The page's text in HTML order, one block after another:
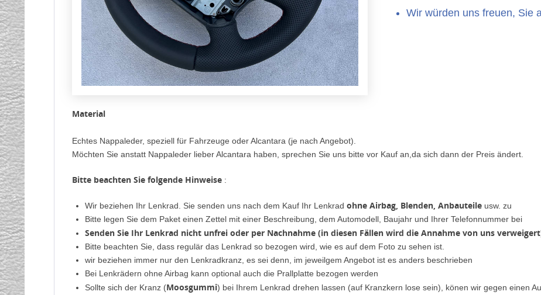
Wir würden uns freuen, Sie
Material
Echtes Nappaleder, speziell für Fahrzeuge oder Alcantara (je nach Angebot).
Möchten Sie anstatt Nappaleder lieber Alcantara haben, sprechen Sie uns bitte vor Kauf an,da sich dann der Preis ändert.
Bitte beachten Sie folgende Hinweise :
Wir beziehen Ihr Lenkrad. Sie senden uns nach dem Kauf Ihr Lenkrad ohne Airbag, Blenden, Anbauteile usw. zu
Bitte legen Sie dem Paket einen Zettel mit einer Beschreibung, dem Automodell, Baujahr und Ihrer Telefonnummer bei
Senden Sie Ihr Lenkrad nicht unfrei oder per Nachnahme (in diesen Fällen wird die Annahme von uns
Bitte beachten Sie, dass regulär das Lenkrad so bezogen wird, wie es auf dem Foto zu sehen ist.
wir beziehen immer nur den Lenkradkranz, es sei denn, im jeweilgem Angebot ist es anders beschrieben
Bei Lenkrädern ohne Airbag kann optional auch die Prallplatte bezogen werden
Sollte sich der Kranz (Moosgummi) bei Ihrem Lenkrad drehen lassen (auf Kranzkern lose sein), könen wir gegen einen